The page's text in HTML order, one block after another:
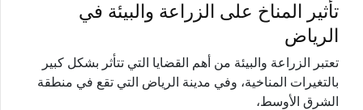
تأثير المناخ على الزراعة والبيئة في
الرياض
تعتبر الزراعة والبيئة من أهم القضايا التي تتأثر بشكل كبير
بالتغيرات المناخية، وفي مدينة الرياض التي تقع في منطقة
الشرق الأوسط،